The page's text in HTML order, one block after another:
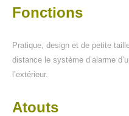
Fonctions
Pratique, design et de petite
distance le système d’alarme
l’extérieur.
Atouts